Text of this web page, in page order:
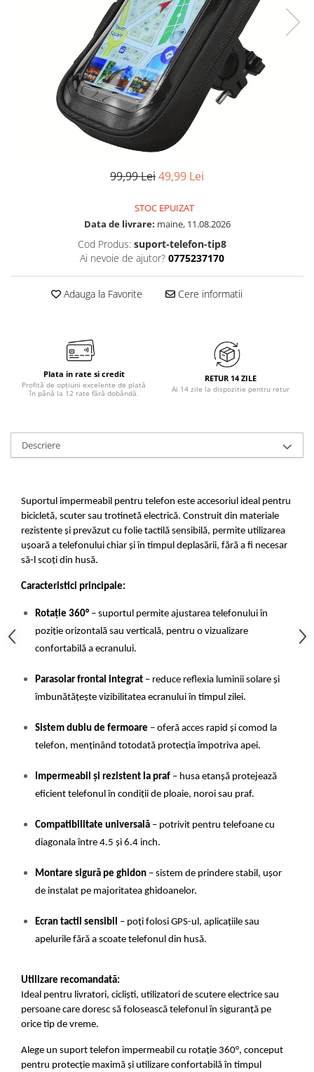
99,99 Lei49,99 Lei
STOC EPUIZAT
Data de livrare: maine, 11.08.2026
Cod Produs: suport-telefon-tip8
Ai nevoie de ajutor? 0775237170
Adauga la Favorite Cere informatii
Plata in rate si credit
Profită de opțiuni excelente de plată
în până la 12 rate fără dobândă.
RETUR 14 ZILE
Ai 14 zile la dispozitie pentru retur
Descriere
Suportul impermeabil pentru telefon este accesoriul ideal pentru
bicicletă, scuter sau trotinetă electrică. Construit din materiale
rezistente și prevăzut cu folie tactilă sensibilă, permite utilizarea
ușoară a telefonului chiar și în timpul deplasării, fără a fi necesar
să-l scoți din husă.
Caracteristici principale:
Rotație 360° – suportul permite ajustarea telefonului în
poziție orizontală sau verticală, pentru o vizualizare
confortabilă a ecranului.
Parasolar frontal integrat – reduce reflexia luminii solare și
îmbunătățește vizibilitatea ecranului în timpul zilei.
Sistem dublu de fermoare – oferă acces rapid și comod la
telefon, menținând totodată protecția împotriva apei.
Impermeabil și rezistent la praf – husa etanșă protejează
eficient telefonul în condiții de ploaie, noroi sau praf.
Compatibilitate universală – potrivit pentru telefoane cu
diagonala între 4.5 și 6.4 inch.
Montare sigură pe ghidon – sistem de prindere stabil, ușor
de instalat pe majoritatea ghidoanelor.
Ecran tactil sensibil – poți folosi GPS-ul, aplicațiile sau
apelurile fără a scoate telefonul din husă.
Utilizare recomandată:
Ideal pentru livratori, cicliști, utilizatori de scutere electrice sau
persoane care doresc să folosească telefonul în siguranță pe
orice tip de vreme.
Alege un suport telefon impermeabil cu rotație 360°, conceput
pentru protecție maximă și utilizare confortabilă în timpul